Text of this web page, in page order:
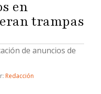
en
trampas
de anuncios de
Redacción